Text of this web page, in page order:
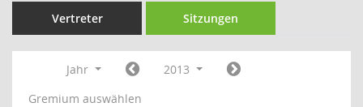
Vertreter Sitzungen
Jahr
2013
Gremium auswählen